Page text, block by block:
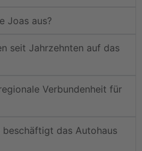
Joas aus?
seit Jahrzehnten auf das
Verbundenheit für
das Autohaus